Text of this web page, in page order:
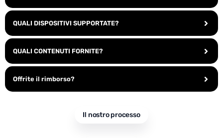
QUALI DISPOSITIVI SUPPORTATE?
QUALI CONTENUTI FORNITE?
Offrite il rimborso?
Il nostro processo